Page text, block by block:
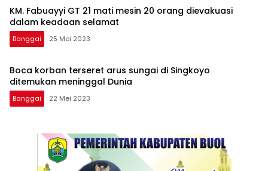
KM. Fabuayyi GT 21 mati mesin 20 orang dievakuasi
dalam keadaan selamat
Banggai 25 Mei 2023
Boca korban terseret arus sungai di Singkoyo
ditemukan meninggal Dunia
Banggai 22 Mei 2023